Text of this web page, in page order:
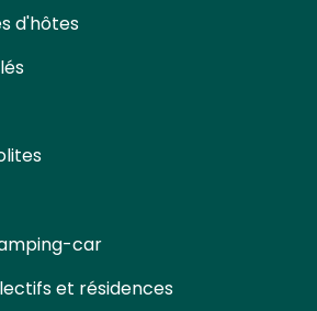
d'hôtes
car
et résidences